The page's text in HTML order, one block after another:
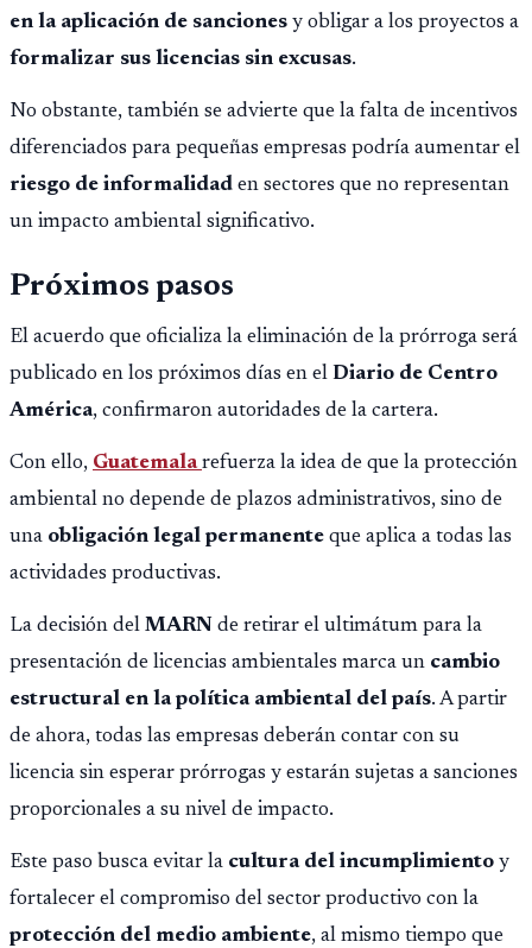
en la aplicación de sanciones y obligar a los proyectos a
formalizar sus licencias sin excusas.
No obstante, también se advierte que la falta de incentivos
diferenciados para pequeñas empresas podría aumentar el
riesgo de informalidad en sectores que no representan
un impacto ambiental significativo.
Próximos pasos
El acuerdo que oficializa la eliminación de la prórroga será
publicado en los próximos días en el Diario de Centro
América, confirmaron autoridades de la cartera.
Con ello, Guatemalarefuerza la idea de que la protección
ambiental no depende de plazos administrativos, sino de
una obligación legal permanente que aplica a todas las
actividades productivas.
La decisión del MARN de retirar el ultimátum para la
presentación de licencias ambientales marca un cambio
estructural en la política ambiental del país. A partir
de ahora, todas las empresas deberán contar con su
licencia sin esperar prórrogas y estarán sujetas a sanciones
proporcionales a su nivel de impacto.
Este paso busca evitar la cultura del incumplimiento y
fortalecer el compromiso del sector productivo con la
protección del medio ambiente, al mismo tiempo que